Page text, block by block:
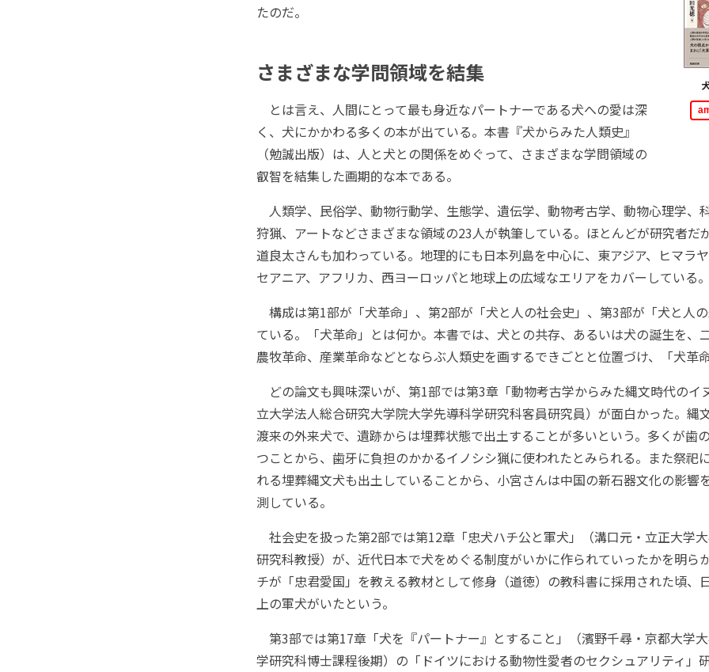
たのだ。
さまざまな学問領域を結集
とは言え、人間にとって最も身近なパートナーである犬への愛は深
く、犬にかかわる多くの本が出ている。本書『犬からみた人類史』
（勉誠出版）は、人と犬との関係をめぐって、さまざまな学問領域の
叡智を結集した画期的な本である。
人類学、民俗学、動物行動学、生態学、遺伝学、動物考古学、動物心理学、
狩猟、アートなどさまざまな領域の23人が執筆している。ほとんどが研究者だ
道良太さんも加わっている。地理的にも日本列島を中心に、東アジア、ヒマラ
セアニア、アフリカ、西ヨーロッパと地球上の広域なエリアをカバーしている
構成は第1部が「犬革命」、第2部が「犬と人の社会史」、第3部が「犬と人
ている。「犬革命」とは何か。本書では、犬との共存、あるいは犬の誕生を、
農牧革命、産業革命などとならぶ人類史を画するできごとと位置づけ、「犬革
どの論文も興味深いが、第1部では第3章「動物考古学からみた縄文時代のイ
立大学法人総合研究大学院大学先導科学研究科客員研究員）が面白かった。縄
渡来の外来犬で、遺跡からは埋葬状態で出土することが多いという。多くが歯
つことから、歯牙に負担のかかるイノシシ猟に使われたとみられる。また祭祀
れる埋葬縄文犬も出土していることから、小宮さんは中国の新石器文化の影響
測している。
社会史を扱った第2部では第12章「忠犬ハチ公と軍犬」（溝口元・立正大学
研究科教授）が、近代日本で犬をめぐる制度がいかに作られていったかを明ら
チが「忠君愛国」を教える教材として修身（道徳）の教科書に採用された頃、
上の軍犬がいたという。
第3部では第17章「犬を『パートナー』とすること」（濱野千尋・京都大学
学研究科博士課程後期）の「ドイツにおける動物性愛者のセクシュアリティ」